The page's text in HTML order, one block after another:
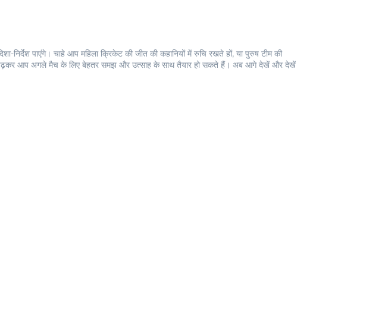
निर्देश पाएंगे। चाहे आप महिला क्रिकेट की जीत की कहानियों में रुचि रखते हों, या पुरुष टीम की
पढ़कर आप अगले मैच के लिए बेहतर समझ और उत्साह के साथ तैयार हो सकते हैं। अब आगे देखें और देखें